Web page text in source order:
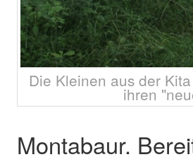
Die Kleinen aus der
ihren
Montabaur.